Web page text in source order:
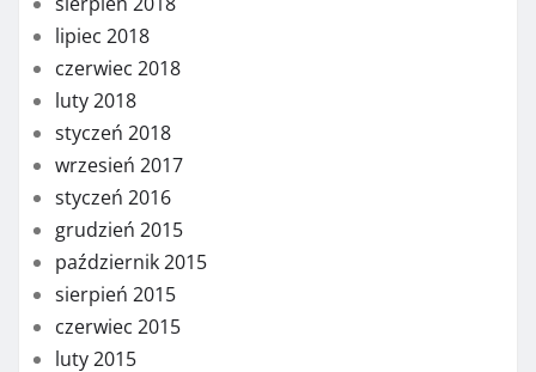
lipiec 2018
czerwiec 2018
luty 2018
styczeń 2018
wrzesień 2017
styczeń 2016
grudzień 2015
październik 2015
sierpień 2015
czerwiec 2015
luty 2015